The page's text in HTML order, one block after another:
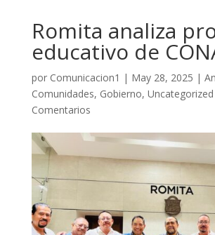
Romita analiza
educativo de
por Comunicacion1 | May 28, 2025 |
Comunidades, Gobierno, Uncategorized
Comentarios